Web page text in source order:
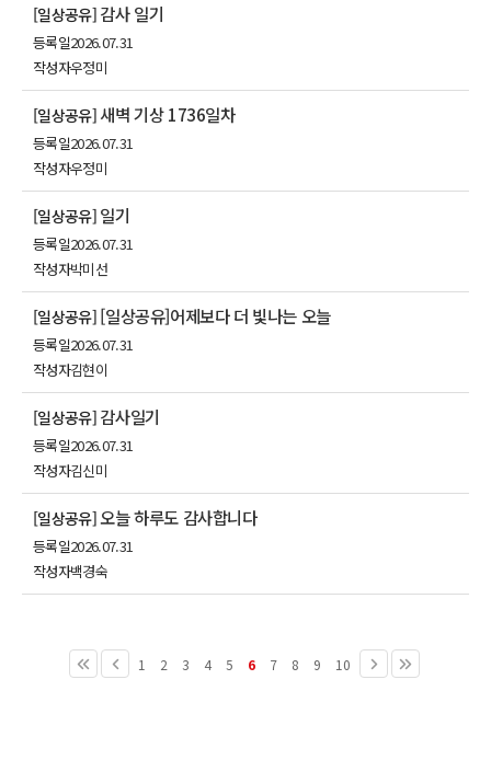
[일상공유] 감사 일기
등록일2026.07.31
작성자우정미
[일상공유] 새벽 기상 1736일차
등록일2026.07.31
작성자우정미
[일상공유] 일기
등록일2026.07.31
작성자박미선
[일상공유] [일상공유]어제보다 더 빛나는 오늘
등록일2026.07.31
작성자김현이
[일상공유] 감사일기
등록일2026.07.31
작성자김신미
[일상공유]오늘 하루도 감사합니다
등록일2026.07.31
작성자백경숙
1 2 3 4 5 6 7 8 9 10